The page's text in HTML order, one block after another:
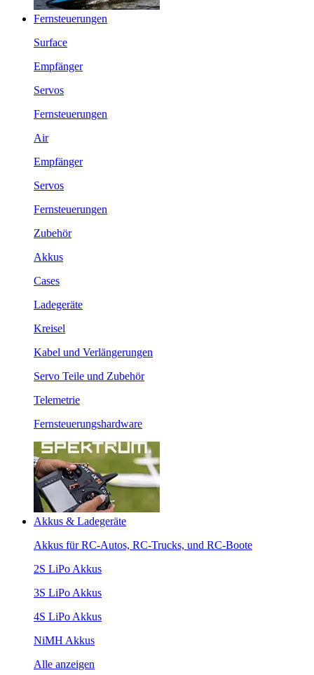
Fernsteuerungen
Surface
Empfänger
Servos
Fernsteuerungen
Air
Empfänger
Servos
Fernsteuerungen
Zubehör
Akkus
Cases
Ladegeräte
Kreisel
Kabel und Verlängerungen
Servo Teile und Zubehör
Telemetrie
Fernsteuerungshardware
Akkus & Ladegeräte
Akkus für RC-Autos, RC-Trucks, und RC-Boote
2S LiPo Akkus
3S LiPo Akkus
4S LiPo Akkus
NiMH Akkus
Alle anzeigen